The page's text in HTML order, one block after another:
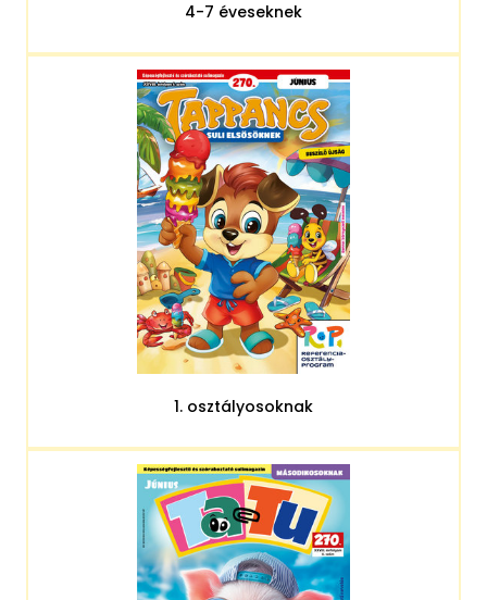
4-7 éveseknek
1. osztályosoknak